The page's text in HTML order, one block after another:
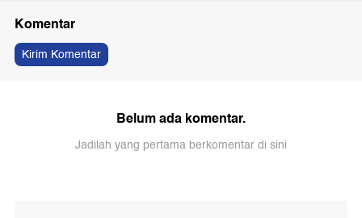
Komentar
Kirim Komentar
Belum ada komentar.
Jadilah yang pertama berkomentar di sini